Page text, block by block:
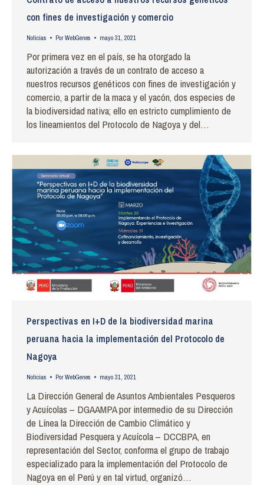
con fines de investigación y comercio
Noticias PorWebGenes mayo 31, 2021
Por primera vez en el país, se ha otorgado la
autorización a través de un contrato de acceso a
nuestros recursos genéticos con fines de investigación y
comercio, a partir de la maca y el yacón, dos especies de
la biodiversidad nativa; ello en estricto cumplimiento de
los lineamientos del Protocolo de Nagoya y del…
Perspectivas en I+D de la biodiversidad marina
peruana hacia la implementación del Protocolo de
Nagoya
Noticias PorWebGenes mayo 31, 2021
La Dirección General de Asuntos Ambientales Pesqueros
y Acuícolas – DGAAMPA por intermedio de su Dirección
de Línea la Dirección de Cambio Climático y
Biodiversidad Pesquera y Acuícola – DCCBPA, en
representación del Sector, conforma el grupo de trabajo
especializado para la implementación del Protocolo de
Nagoya en el Perú y en tal virtud, organizó…